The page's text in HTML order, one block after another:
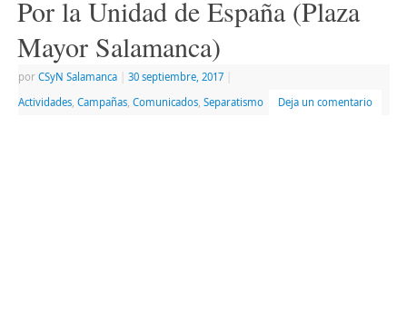
Por la Unidad de España (Plaza
Mayor Salamanca)
por CSyN Salamanca 30 septiembre, 2017
Actividades, Campañas, Comunicados, Separatismo Deja un comentario